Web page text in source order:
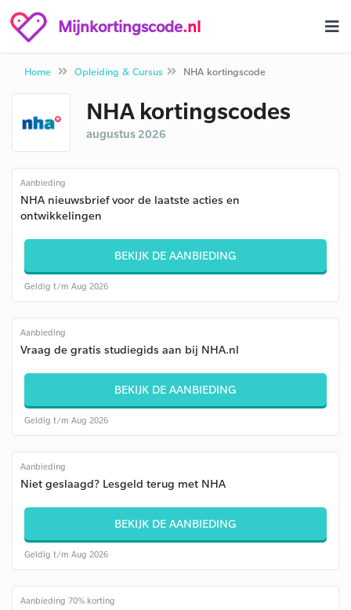
Mijnkortingscode.nl
Home Opleiding & Cursus NHA kortingscode
NHA kortingscodes
augustus 2026
Aanbieding
NHA nieuwsbrief voor de laatste acties en
ontwikkelingen
BEKIJK DE AANBIEDING
Geldig t/m Aug 2026
Aanbieding
Vraag de gratis studiegids aan bij NHA.nl
BEKIJK DE AANBIEDING
Geldig t/m Aug 2026
Aanbieding
Niet geslaagd? Lesgeld terug met NHA
BEKIJK DE AANBIEDING
Geldig t/m Aug 2026
Aanbieding 70% korting